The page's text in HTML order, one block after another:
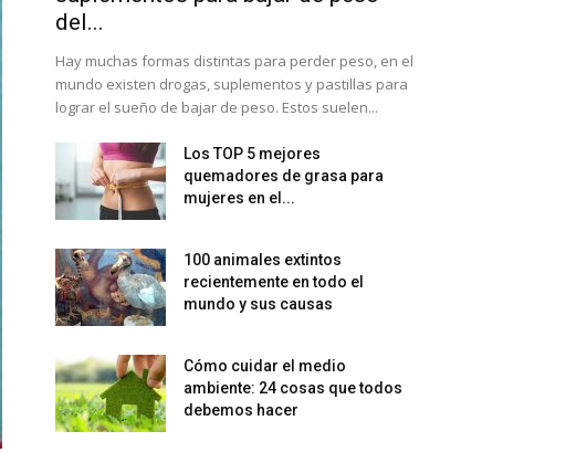
del...
Hay muchas formas distintas para perder peso, en el
mundo existen drogas, suplementos y pastillas para
lograr el sueño de bajar de peso. Estos suelen...
Los TOP 5 mejores
quemadores de grasa para
mujeres en el...
100 animales extintos
recientemente en todo el
mundo y sus causas
Cómo cuidar el medio
ambiente: 24 cosas que todos
debemos hacer